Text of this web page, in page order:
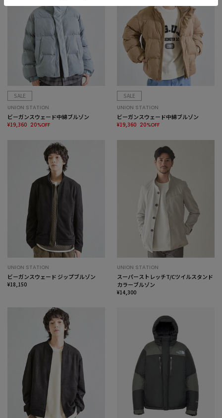
SALE
UNION STATION
ビーガンスウェード中綿ブルゾン
¥19,360 20%OFF
SALE
UNION STATION
ビーガンスウェード中綿ブルゾン
¥19,360 20%OFF
UNION STATION
ビーガンスウェード ジップブルゾン
¥18,150
UNION STATION
スーパーストレッチT/Cツイルスタンド
カラーブルゾン
¥14,300